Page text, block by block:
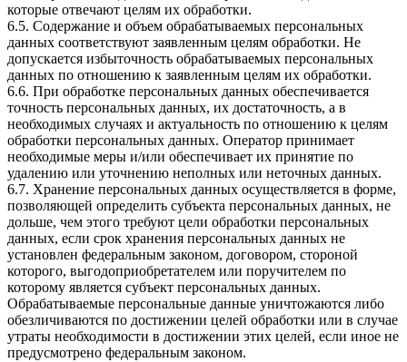
которые отвечают целям их обработки.
6.5. Содержание и объем обрабатываемых персональных
данных соответствуют заявленным целям обработки. Не
допускается избыточность обрабатываемых персональных
данных по отношению к заявленным целям их обработки.
6.6. При обработке персональных данных обеспечивается
точность персональных данных, их достаточность, а в
необходимых случаях и актуальность по отношению к целям
обработки персональных данных. Оператор принимает
необходимые меры и/или обеспечивает их принятие по
удалению или уточнению неполных или неточных данных.
6.7. Хранение персональных данных осуществляется в форме,
позволяющей определить субъекта персональных данных, не
дольше, чем этого требуют цели обработки персональных
данных, если срок хранения персональных данных не
установлен федеральным законом, договором, стороной
которого, выгодоприобретателем или поручителем по
которому является субъект персональных данных.
Обрабатываемые персональные данные уничтожаются либо
обезличиваются по достижении целей обработки или в случае
утраты необходимости в достижении этих целей, если иное не
предусмотрено федеральным законом.